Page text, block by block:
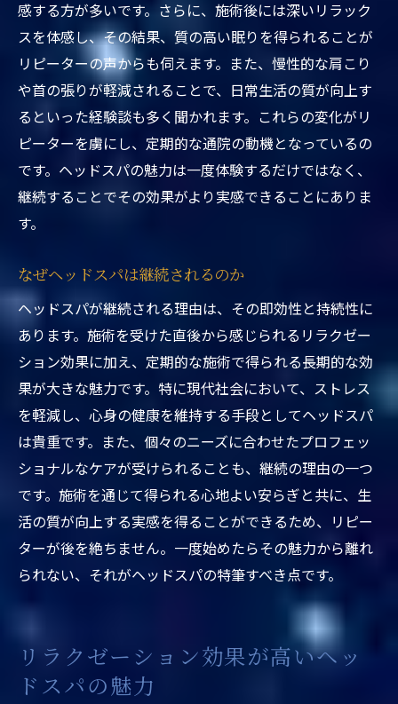
ストレスフリーな生活を手に入れるための
手段
バランスの良い生活を送るために
感する方が多いです。さらに、施術後には深いリラック
スを体感し、その結果、質の高い眠りを得られることが
リピーターの声からも伺えます。また、慢性的な肩こり
や首の張りが軽減されることで、日常生活の質が向上す
るといった経験談も多く聞かれます。これらの変化がリ
ピーターを虜にし、定期的な通院の動機となっているの
です。ヘッドスパの魅力は一度体験するだけではなく、
継続することでその効果がより実感できることにありま
す。
なぜヘッドスパは継続されるのか
ヘッドスパが継続される理由は、その即効性と持続性に
あります。施術を受けた直後から感じられるリラクゼー
ション効果に加え、定期的な施術で得られる長期的な効
果が大きな魅力です。特に現代社会において、ストレス
を軽減し、心身の健康を維持する手段としてヘッドスパ
は貴重です。また、個々のニーズに合わせたプロフェッ
ショナルなケアが受けられることも、継続の理由の一つ
です。施術を通じて得られる心地よい安らぎと共に、生
活の質が向上する実感を得ることができるため、リピー
ターが後を絶ちません。一度始めたらその魅力から離れ
られない、それがヘッドスパの特筆すべき点です。
リラクゼーション効果が高いヘッ
ドスパの魅力